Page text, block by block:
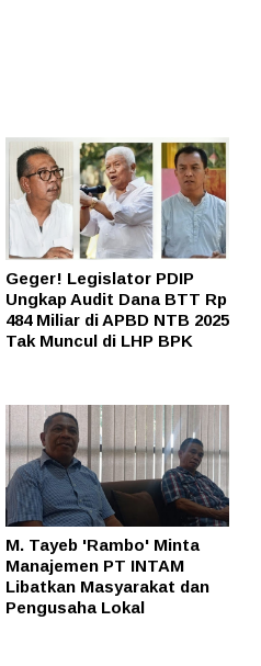
Geger! Legislator PDIP
Ungkap Audit Dana BTT Rp
484 Miliar di APBD NTB 2025
Tak Muncul di LHP BPK
M. Tayeb 'Rambo' Minta
Manajemen PT INTAM
Libatkan Masyarakat dan
Pengusaha Lokal